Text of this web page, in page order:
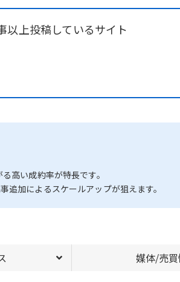
以上投稿しているサイト
高い成約率が特長です。
追加によるスケールアップが狙えます。
媒体/売